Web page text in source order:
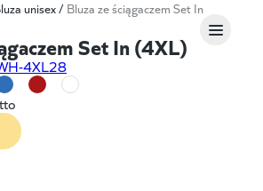
unisex/ Bluza ze ściągaczem Set In
Set In (4XL)
4XL28